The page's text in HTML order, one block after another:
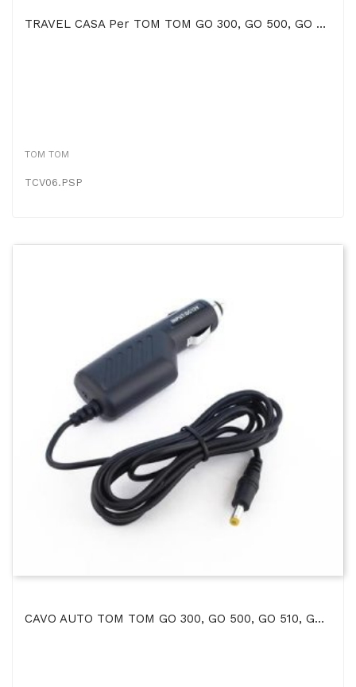
TRAVEL CASA Per TOM TOM GO 300, GO 500, GO 510, GO 700, GO 710, GO 910, ONE V1, Rider 2
TOM TOM
TCV06.PSP
CAVO AUTO TOM TOM GO 300, GO 500, GO 510, GO 700, GO 710, GO 910, ONE V1, Rider 2